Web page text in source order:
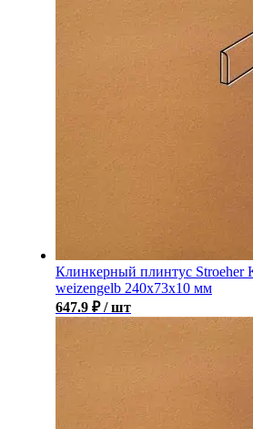
Клинкерный плинтус Stroeher
weizengelb 240х73х10 мм
647.9 ₽ / шт